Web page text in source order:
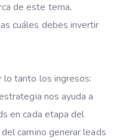
de este tema,
cuáles debes invertir
tanto los ingresos:
nos ayuda a
en cada etapa del
camino generar leads